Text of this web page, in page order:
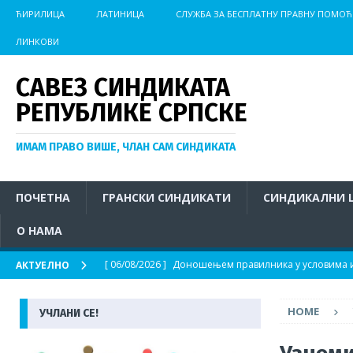
ЋИРИЛИЦА ЛАТИНИЦА СЛУЖБА ЗА БЕСПЛАТНУ ПРАВНУ ПОМОЋ
ЛИНКОВИ
САВЕЗ СИНДИКАТА
РЕПУБЛИКЕ СРПСКЕ
ИМАМ ПРАВО ВИШЕ, ЧЛАН САМ СИНДИКАТА
ПОЧЕТНА ГРАНСКИ СИНДИКАТИ СИНДИКАЛНИ
О НАМА
АКТУЕЛНО [ 06/08/2026 ] Доношењем правилника у условима
Иницијатива за хитно покретање
на отвореном у условима изразито високих
HOME
УЧЛАНИ СЕ!